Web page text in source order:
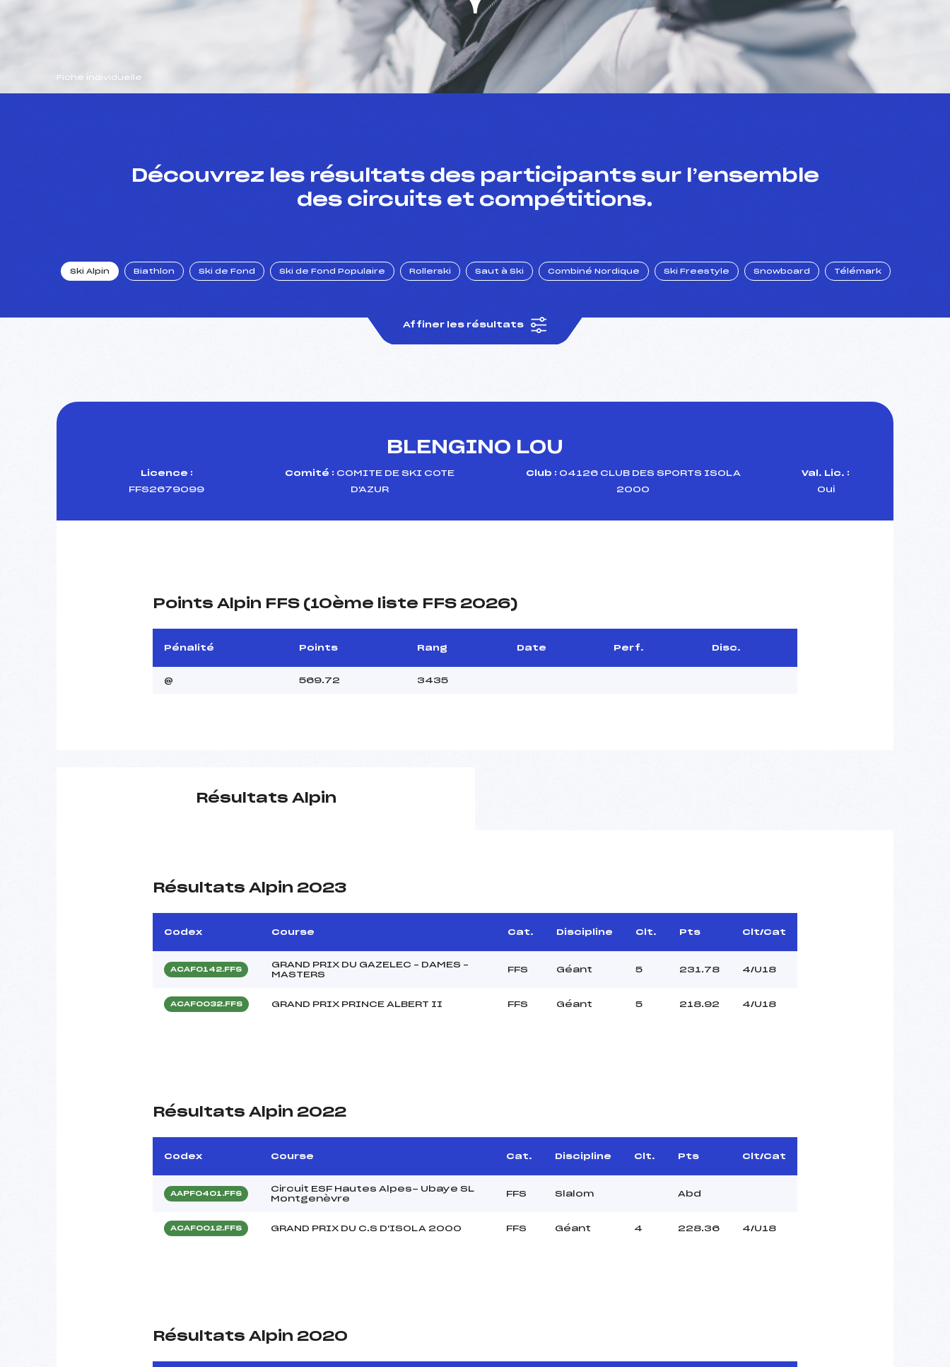
Fiche individuelle
Découvrez les résultats des participants sur l’ensemble
des circuits et compétitions.
Ski Alpin Biathlon Ski de Fond Ski de Fond Populaire Rollerski Saut à Ski Combiné Nordique Ski Freestyle Snowboard Télémark
Affiner les résultats
BLENGINO LOU
Licence :
FFS2679099
Comité : COMITE DE SKI COTE
D'AZUR
Club : 04126 CLUB DES SPORTS ISOLA
2000
Val. Lic. :
Oui
Points Alpin FFS (10ème liste FFS 2026)
Pénalité Points Rang Date Perf. Disc.
@ 569.72 3435
Résultats Alpin
Résultats Alpin 2023
Codex Course Cat. Discipline Clt. Pts Clt/Cat
ACAF0142.FFS
GRAND PRIX DU GAZELEC – DAMES –
MASTERS
FFS Géant 5 231.78 4/U18
ACAF0032.FFS GRAND PRIX PRINCE ALBERT II FFS Géant 5 218.92 4/U18
Résultats Alpin 2022
Codex Course Cat. Discipline Clt. Pts Clt/Cat
AAPF0401.FFS
Circuit ESF Hautes Alpes- Ubaye SL
Montgenèvre
FFS Slalom Abd
ACAF0012.FFS GRAND PRIX DU C.S D'ISOLA 2000 FFS Géant 4 228.36 4/U18
Résultats Alpin 2020